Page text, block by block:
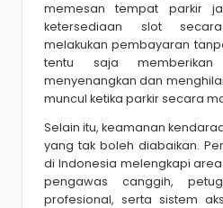
memesan tempat parkir
ketersediaan slot
melakukan pembayaran
tentu saja memberikan
menyenangkan dan
muncul ketika parkir secara
Selain itu, keamanan
yang tak boleh diabaikan.
di Indonesia melengkapi
pengawas canggih,
profesional, serta sistem